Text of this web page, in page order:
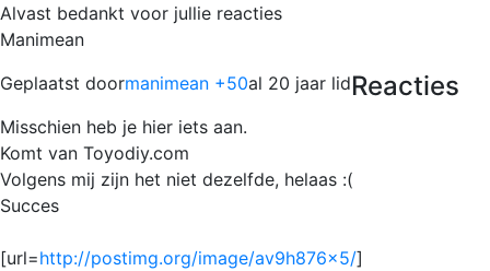
Alvast bedankt voor jullie reacties
Manimean
Geplaatst doormanimean +50al 20 jaar lidReacties
Misschien heb je hier iets aan.
Komt van Toyodiy.com
Volgens mij zijn het niet dezelfde, helaas :(
Succes
[url=http://postimg.org/image/av9h876x5/]